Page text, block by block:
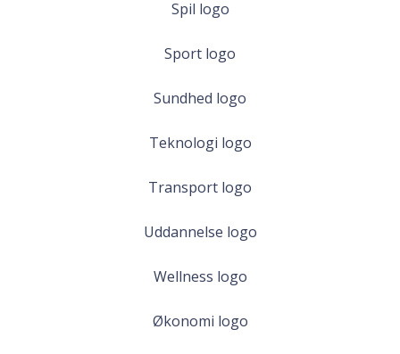
Spil logo
Sport logo
Sundhed logo
Teknologi logo
Transport logo
Uddannelse logo
Wellness logo
Økonomi logo